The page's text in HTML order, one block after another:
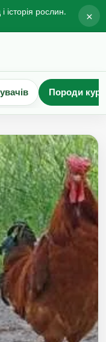
рослин. ×
Породи